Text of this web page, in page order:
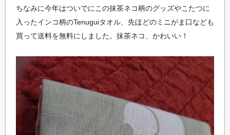
ちなみに今年はついでにこの抹茶ネコ柄のグッズやこたつに
入ったインコ柄のTenuguiタオル、先ほどのミニがま口なども
買って送料を無料にしました。抹茶ネコ、かわいい！